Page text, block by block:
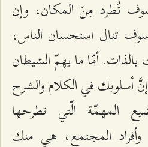
تُطرد مِنَ المكان، وإن
تنال استحسان الناس،
بالذات. أمّا ما يهمّ الشيطان
أسلوبك في الكلام والشرح
المهمّة الّتي تطرحها
وأفراد المجتمع، هي منك